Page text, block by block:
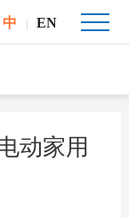
中 EN
动家用